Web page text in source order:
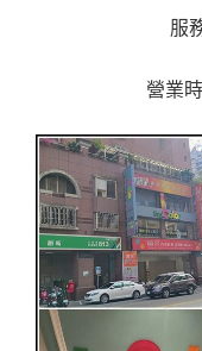
服
營業